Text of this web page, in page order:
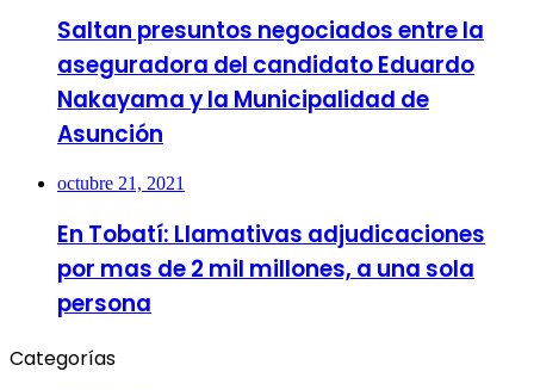
Saltan presuntos negociados entre la
aseguradora del candidato Eduardo
Nakayama y la Municipalidad de
Asunción
octubre 21, 2021
En Tobatí: Llamativas adjudicaciones
por mas de 2 mil millones, a una sola
persona
Categorías